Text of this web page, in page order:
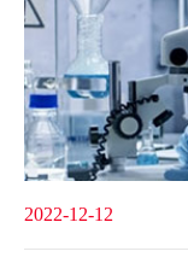
2022-12-12